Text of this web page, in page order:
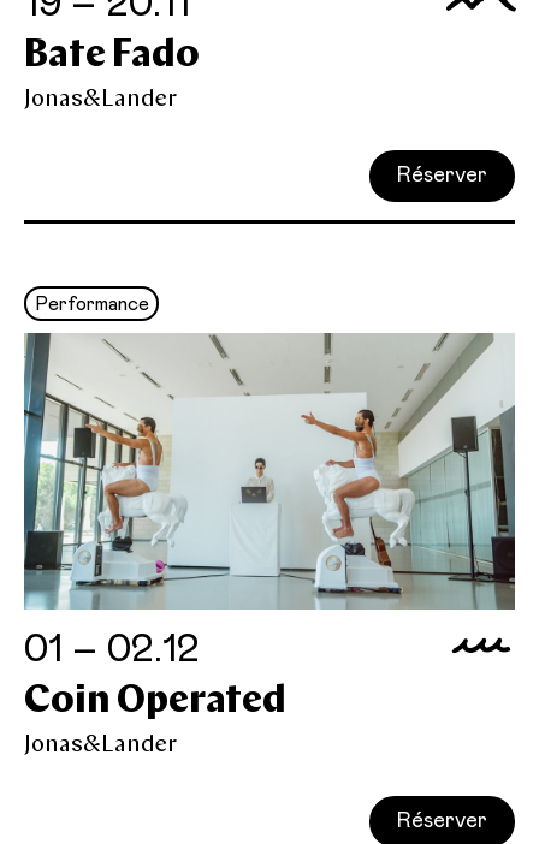
Bate Fado
Jonas&Lander
Réserver
Performance
01 – 02.12
Coin Operated
Jonas&Lander
Réserver